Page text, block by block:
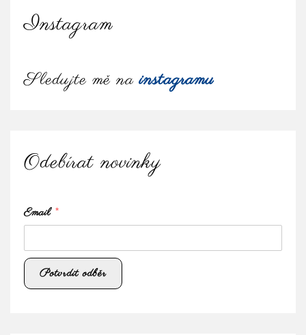
Instagram
Sledujte mě nainstagramu
Odebírat novinky
Email *